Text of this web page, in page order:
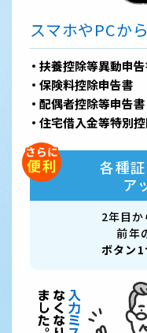
スマホやPCか
扶養控除等異動申
保険料控除申告書
配偶者控除等申告書
住宅借入金等特別
各種
ア
2年目
前年
ボタン1